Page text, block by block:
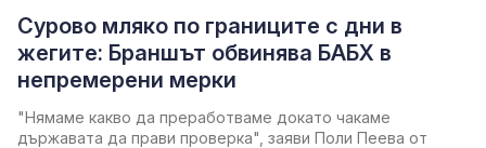
Сурово мляко по границите с дни в
жегите: Браншът обвинява БАБХ в
непремерени мерки
"Нямаме какво да преработваме докато чакаме
държавата да прави проверка", заяви Поли Пеева от